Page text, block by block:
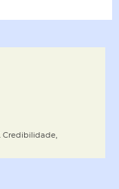
. Credibilidade,